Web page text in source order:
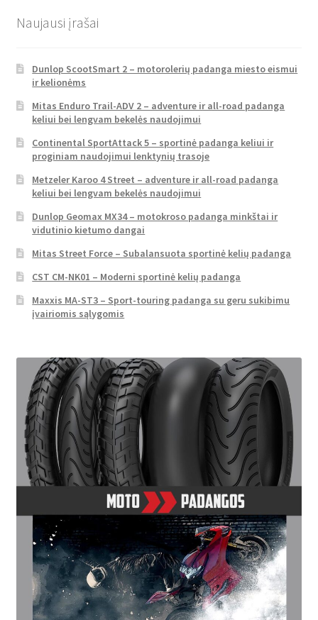
Naujausi įrašai
Dunlop ScootSmart 2 – motorolerių padanga miesto eismui
ir kelionėms
Mitas Enduro Trail-ADV 2 – adventure ir all-road padanga
keliui bei lengvam bekelės naudojimui
Continental SportAttack 5 – sportinė padanga keliui ir
proginiam naudojimui lenktynių trasoje
Metzeler Karoo 4 Street – adventure ir all-road padanga
keliui bei lengvam bekelės naudojimui
Dunlop Geomax MX34 – motokroso padanga minkštai ir
vidutinio kietumo dangai
Mitas Street Force – Subalansuota sportinė kelių padanga
CST CM-NK01 – Moderni sportinė kelių padanga
Maxxis MA-ST3 – Sport-touring padanga su geru sukibimu
įvairiomis sąlygomis